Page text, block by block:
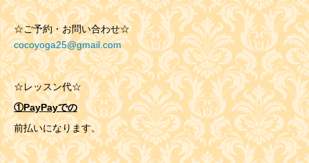
☆ご予約・お問い合わせ☆
cocoyoga25@gmail.com
☆レッスン代☆
①PayPayでの
前払いになります。